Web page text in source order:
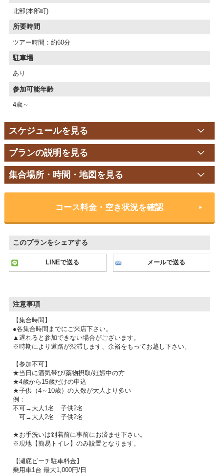
北部(本部町)
所要時間
ツアー時間：約60分
駐車場
あり
参加可能年齢
4歳～
スケジュールを見る
プランの説明を見る
集合場所・時間・地図を見る
コース料金・空き状況を確認
このプランをシェアする
LINEで送る メールで送る
注意事項
【集合時間】
●各集合時間までにご来店下さい。
▲遅れると参加できない場合がございます。
※時期により道路が渋滞します、余裕をもってお越し下さい。
【参加不可】
★当日に酒気帯び/薬物摂取/妊娠中の方
★4歳から15歳だけの申込
★子供（4～10歳）の人数が大人より多い
例：
不可→大人1名 子供2名
可→大人2名 子供2名
★お手洗いは到着前に事前にお済ませ下さい。
※現地【簡易トイレ】のみ設置となります。
【瀬底ビーチ駐車料金】
乗用車1台 最大1,000円/日